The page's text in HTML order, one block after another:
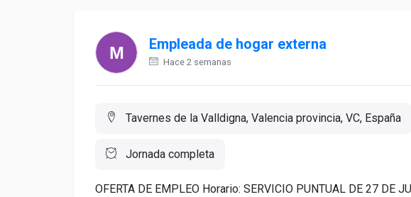
Empleada de hogar externa
Hace 2 semanas
Tavernes de la Valldigna, Valencia provincia, VC, España
Jornada completa
OFERTA DE EMPLEO Horario: SERVICIO PUNTUAL DE 27 DE